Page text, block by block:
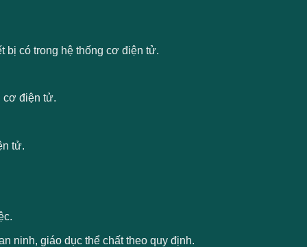
bị có trong hệ thống cơ điện tử.
cơ điện tử.
tử.
ninh, giáo dục thể chất theo quy định.